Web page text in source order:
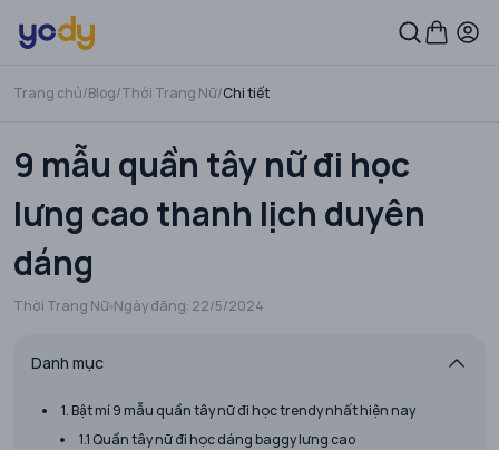
Trang chủ/Blog/Thời Trang Nữ/Chi tiết
9 mẫu quần tây nữ đi học
lưng cao thanh lịch duyên
dáng
Thời Trang Nữ Ngày đăng: 22/5/2024
Danh mục
1. Bật mí 9 mẫu quần tây nữ đi học trendy nhất hiện nay
1.1 Quần tây nữ đi học dáng baggy lưng cao